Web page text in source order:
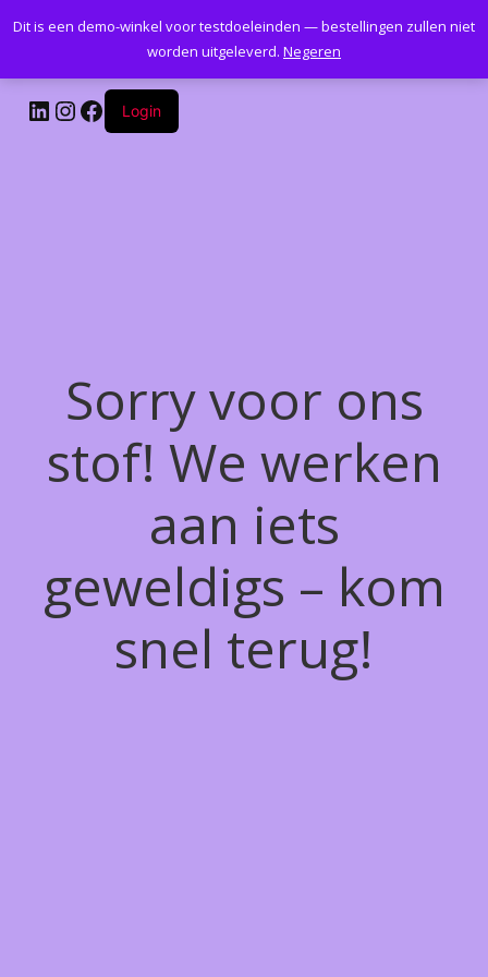
Kantoormeubelenplus.com
LinkedIn
Instagram
Facebook
Login
Sorry voor ons
stof! We werken
aan iets
geweldigs – kom
snel terug!
Dit is een demo-winkel voor testdoeleinden — bestellingen zullen niet
worden uitgeleverd. Negeren